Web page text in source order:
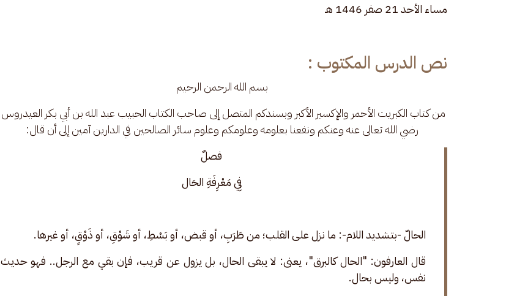
مساء الأحد 21 صفر 1446 هـ
نص الدرس المكتوب :
بسم الله الرحمن الرحيم
من كتاب الكبريت الأحمر والإكسير الأكبر وبسندكم المتصل إلى صاحب الكتاب الحبيب عبد الله بن أبي بكر العيدروس
رضي الله تعالى عنه وعنكم ونفعنا بعلومه وعلومكم وعلوم سائر الصالحين في الدارين آمين إلى أن قال:
فصلٌ
فِي مَعْرِفَةِ الحَال
الحالّ -بتشديد اللام-: ما نزل على القلب؛ من طَرَبِ، أو قبض، أو بَسْطِ، أو شَوْقِ، أو ذَوْقٍ، أو غيرها.
قال العارفون: "الحال كالبرق"، يعنى: لا يبقى الحال، بل يزول عن قريب، فإن بقي مع الرجل.. فهو حديث
نفس، وليس بحال.